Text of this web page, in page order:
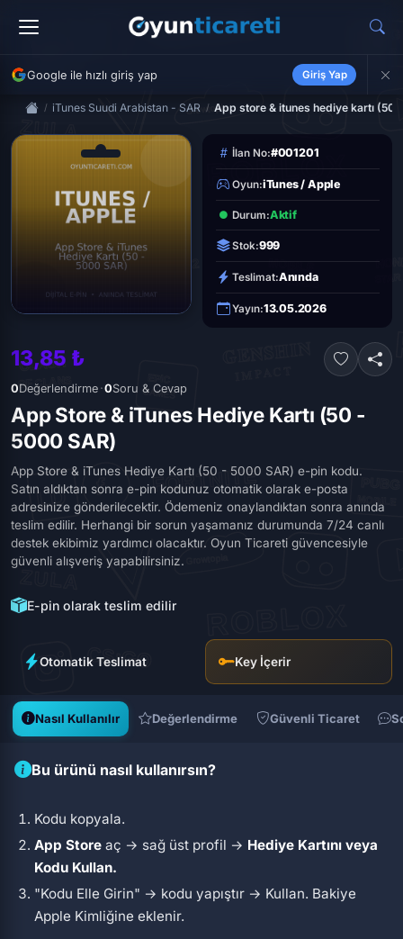
Google ile hızlı giriş yap Giriş Yap
iTunes Suudi Arabistan - SAR App store & itunes hediye kartı (50
İlan No:#001201
Oyun:iTunes / Apple
Durum:Aktif
Stok:999
Teslimat:Anında
Yayın:13.05.2026
13,85 ₺
0Değerlendirme ·0Soru & Cevap
App Store & iTunes Hediye Kartı (50 -
5000 SAR)
App Store & iTunes Hediye Kartı (50 - 5000 SAR) e-pin kodu.
Satın aldıktan sonra e-pin kodunuz otomatik olarak e-posta
adresinize gönderilecektir. Ödemeniz onaylandıktan sonra anında
teslim edilir. Herhangi bir sorun yaşamanız durumunda 7/24 canlı
destek ekibimiz yardımcı olacaktır. Oyun Ticareti güvencesiyle
güvenli alışveriş yapabilirsiniz.
E-pin olarak teslim edilir
Otomatik Teslimat Key İçerir
Nasıl Kullanılır Değerlendirme Güvenli Ticaret
Bu ürünü nasıl kullanırsın?
Kodu kopyala.
App Store aç → sağ üst profil → Hediye Kartını veya
Kodu Kullan.
"Kodu Elle Girin" → kodu yapıştır → Kullan. Bakiye
Apple Kimliğine eklenir.